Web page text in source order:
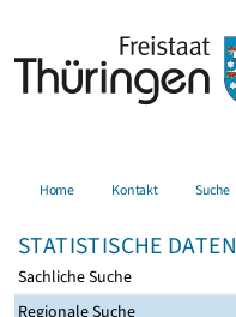
Home Kontakt Suche
STATISTISCHE DATEN
Sachliche Suche
Regionale Suche